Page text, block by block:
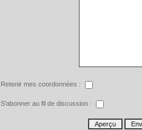
Retenir mes coordonnées :
S'abonner au fil de discussion :